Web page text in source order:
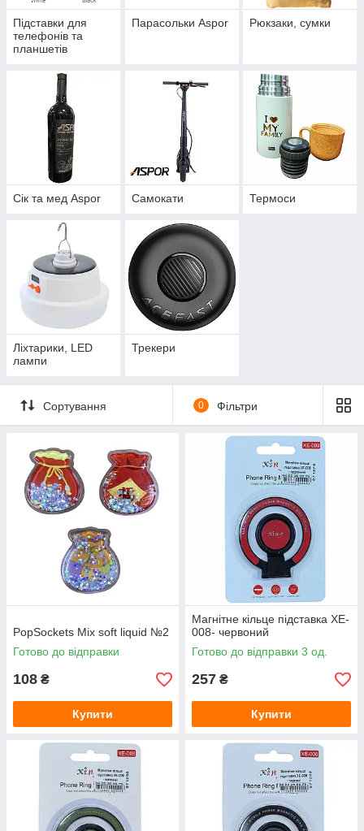
Підставки для
телефонів та
планшетів
Парасольки Aspor Рюкзаки, сумки
Сік та мед Aspor Самокати Термоси
Ліхтарики, LED
лампи
Трекери
Сортування 0 Фільтри
PopSockets Mix soft liquid №2
Готово до відправки
108 ₴
Купити
Магнітне кільце підставка XE-
008- червоний
Готово до відправки 3 од.
257 ₴
Купити